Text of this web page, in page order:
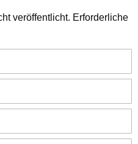
veröffentlicht. Erforderliche